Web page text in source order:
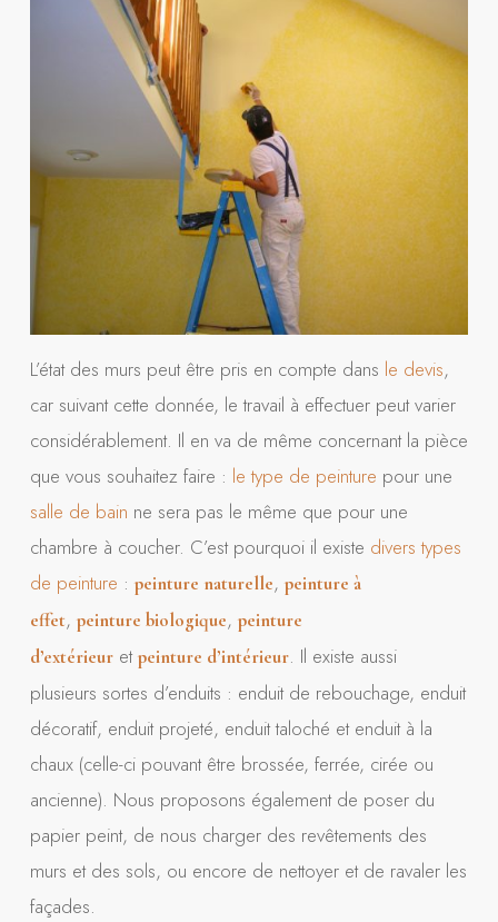
L’état des murs peut être pris en compte dans le devis,
car suivant cette donnée, le travail à effectuer peut varier
considérablement. Il en va de même concernant la pièce
que vous souhaitez faire : le type de peinture pour une
salle de bain ne sera pas le même que pour une
chambre à coucher. C’est pourquoi il existe divers types
de peinture : peinture naturelle, peinture à
effet, peinture biologique, peinture
d’extérieuretpeinture d’intérieur. Il existe aussi
plusieurs sortes d’enduits : enduit de rebouchage, enduit
décoratif, enduit projeté, enduit taloché et enduit à la
chaux (celle-ci pouvant être brossée, ferrée, cirée ou
ancienne). Nous proposons également de poser du
papier peint, de nous charger des revêtements des
murs et des sols, ou encore de nettoyer et de ravaler les
façades.